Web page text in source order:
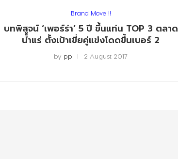
Brand Move !!
บทพิสูจน์ ‘เพอร์ร่า’ 5 ปี ขึ้นแท่น TOP 3 ตลาด
น้ำแร่ ตั้งเป้าเขี่ยคู่แข่งโดดขึ้นเบอร์ 2
by pp 2 August 2017